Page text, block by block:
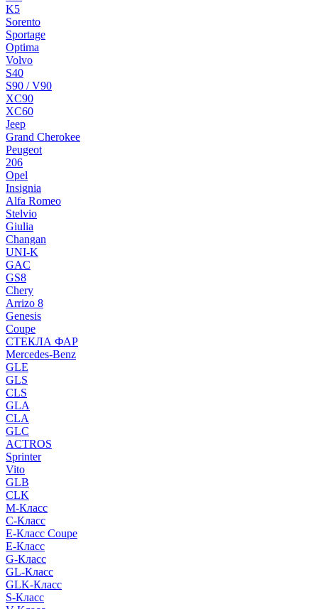
K5
Sorento
Sportage
Optima
Volvo
S40
S90 / V90
XC90
XC60
Jeep
Grand Cherokee
Peugeot
206
Opel
Insignia
Alfa Romeo
Stelvio
Giulia
Changan
UNI-K
GAC
GS8
Chery
Arrizo 8
Genesis
Coupe
СТЕКЛА ФАР
Mercedes-Benz
GLE
GLS
CLS
GLA
CLA
GLC
ACTROS
Sprinter
Vito
GLB
CLK
M-Класс
C-Класс
E-Класс Coupe
E-Класс
G-Класс
GL-Класс
GLK-Класс
S-Класс